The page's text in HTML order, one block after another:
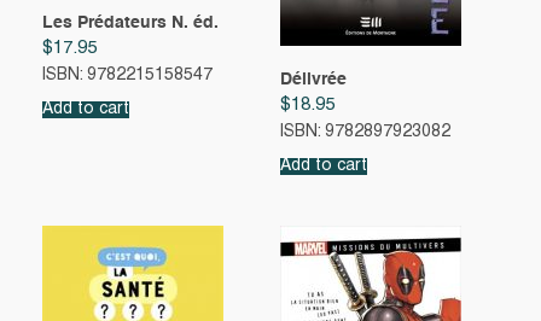
Les Prédateurs N. éd.
$17.95
ISBN: 9782215158547
Add to cart
Délivrée
$18.95
ISBN: 9782897923082
Add to cart